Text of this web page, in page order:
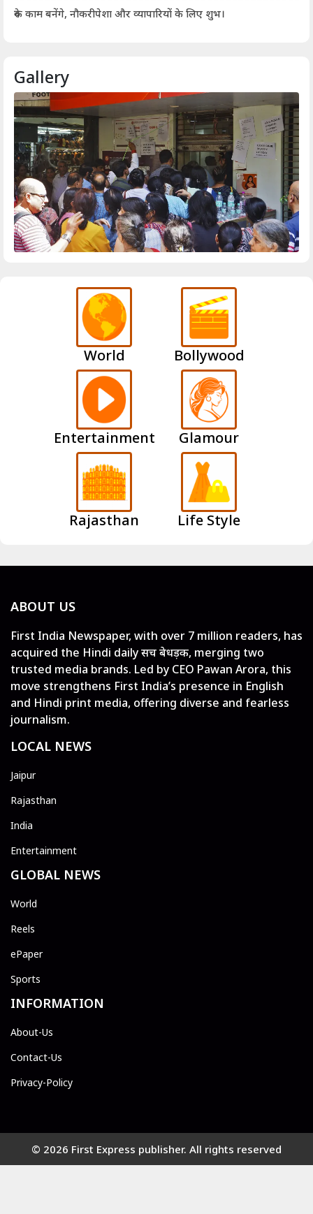
रुके काम बनेंगे, नौकरीपेशा और व्यापारियों के लिए शुभ।
Gallery
World Bollywood
Entertainment Glamour
Rajasthan Life Style
ABOUT US
First India Newspaper, with over 7 million readers, has
acquired the Hindi daily सच बेधड़क, merging two
trusted media brands. Led by CEO Pawan Arora, this
move strengthens First India’s presence in English
and Hindi print media, offering diverse and fearless
journalism.
LOCAL NEWS
Jaipur
Rajasthan
India
Entertainment
GLOBAL NEWS
World
Reels
ePaper
Sports
INFORMATION
About-Us
Contact-Us
Privacy-Policy
© 2026 First Express publisher. All rights reserved